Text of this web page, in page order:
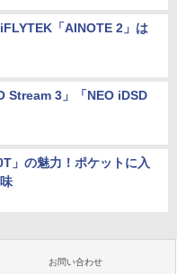
「AINOTE 2」は
Stream 3」「NEO iDSD
」の魅力！ポケットに入
お問い合わせ